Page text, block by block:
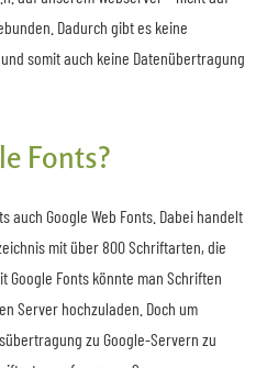
Dadurch gibt es keine
somit auch keine Datenübertragung
Fonts?
auch Google Web Fonts. Dabei handelt
mit über 800 Schriftarten, die
Google Fonts könnte man Schriften
Server hochzuladen. Doch um
zu Google-Servern zu